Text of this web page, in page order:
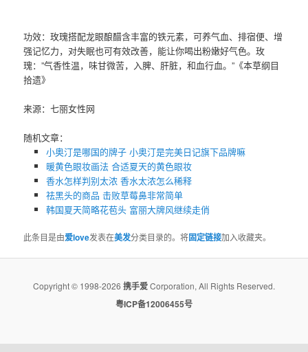
功效：玫瑰搭配龙眼酿醋含丰富的铁元素，可养气血、排宿便、增
强记忆力，对失眠也可有效改善，能让你喝出粉嫩好气色。玫
瑰：”气香性温，味甘微苦，入脾、肝脏，和血行血。”《本草纲目
拾遗》
来源：七丽女性网
随机文章：
小奥汀是哪国的牌子 小奥汀是完美日记旗下品牌嘛
暖黄色眼妆画法 合适夏天的黄色眼妆
香水怎样判别太浓 ​香水太浓怎么稀释
祛黑头的商品 击败草莓鼻非常简单
韩国夏天简略花苞头 富丽大牌风继续走俏
此条目是由爱love发表在美发分类目录的。将固定链接加入收藏夹。
Copyright © 1998-2026 携手爱Corporation, All Rights Reserved.
粤ICP备12006455号